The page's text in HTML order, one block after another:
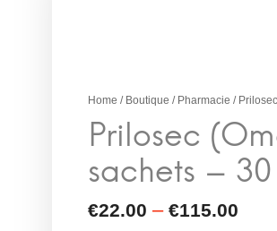
Home / Boutique / Pharmacie /
sachets – 30 pièces –